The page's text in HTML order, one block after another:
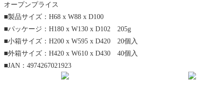
オープンプライス
■製品サイズ：H68 x W88 x D100
■パッケージ：H180 x W130 x D102 205g
■小箱サイズ：H200 x W595 x D420 20個入
■外箱サイズ：H420 x W610 x D430 40個入
■JAN：4974267021923